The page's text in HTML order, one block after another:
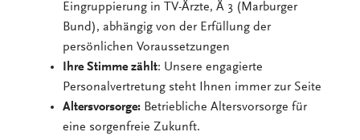
Eingruppierung in TV-Ärzte, Ä 3 (Marburger
Bund), abhängig von der Erfüllung der
persönlichen Voraussetzungen
Ihre Stimme zählt: Unsere engagierte
Personalvertretung steht Ihnen immer zur Seite
Altersvorsorge: Betriebliche Altersvorsorge für
eine sorgenfreie Zukunft.